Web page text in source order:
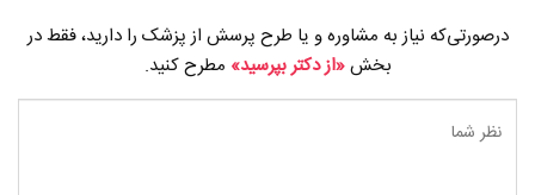
درصورتی‌که نیاز به مشاوره و یا طرح پرسش از پزشک را دارید، فقط در
بخش«از دکتر بپرسید» مطرح کنید.